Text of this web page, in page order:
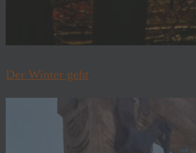
Der Winter geht